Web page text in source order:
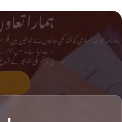
ہمارا
ماہ نامہ حجاب اسلامی گذشتہ کئی دہائیوں سے خواتین
دے رہا ہے۔ اس ادارے
اور دینی و تحریکی لٹریچر کے